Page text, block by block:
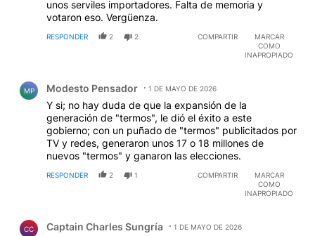
unos serviles importadores. Falta de memoria y
votaron eso. Vergüenza.
RESPONDER 2 2 COMPARTIR
MARCAR
COMO
INAPROPIADO
MP Modesto Pensador 1 DE MAYO DE 2026
Y si; no hay duda de que la expansión de la
generación de "termos", le dió el éxito a este
gobierno; con un puñado de "termos" publicitados por
TV y redes, generaron unos 17 o 18 millones de
nuevos "termos" y ganaron las elecciones.
RESPONDER 2 1 COMPARTIR
MARCAR
COMO
INAPROPIADO
CC Captain Charles Sungría 1 DE MAYO DE 2026